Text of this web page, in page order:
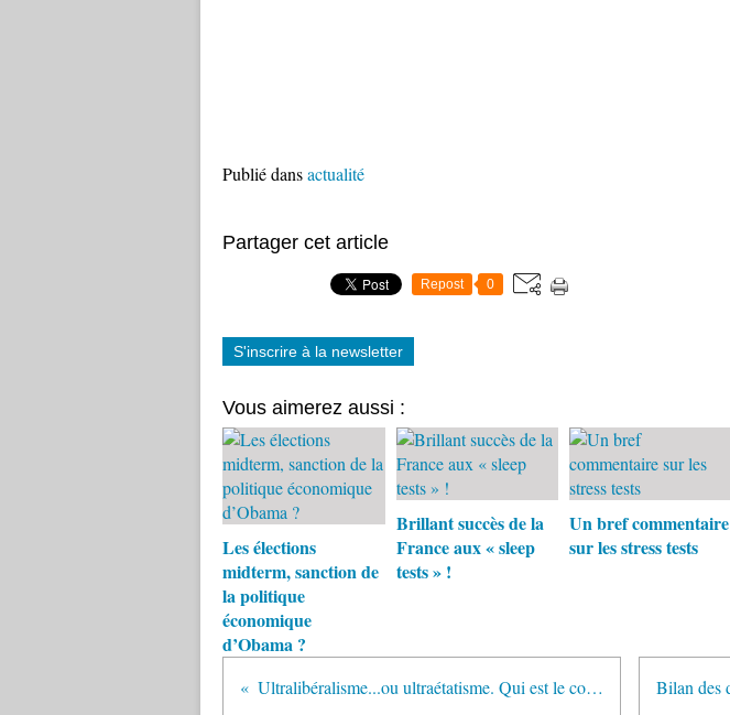
Publié dansactualité
Partager cet article
Repost 0
S'inscrire à la newsletter
Vous aimerez aussi :
Les élections
midterm, sanction de
la politique
économique
d’Obama ?
Brillant succès de la
France aux « sleep
tests » !
Un bref commentaire
sur les stress tests
Ultralibéralisme...ou ultraétatisme. Qui est le coupable ?